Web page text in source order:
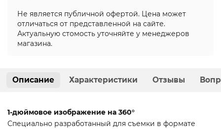
Не является публичной офертой. Цена может
отличаться от представленной на сайте.
Актуальную стомость уточняйте у менеджеров
магазина.
Описание Характеристики Отзывы
1-дюймовое изображение на 360°
Специально разработанный для съемки в формате